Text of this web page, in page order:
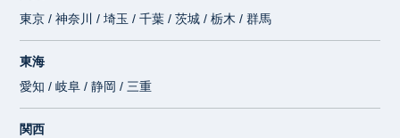
東京 / 神奈川 / 埼玉 / 千葉 / 茨城 / 栃木 / 群馬
東海
愛知 / 岐阜 / 静岡 / 三重
関西